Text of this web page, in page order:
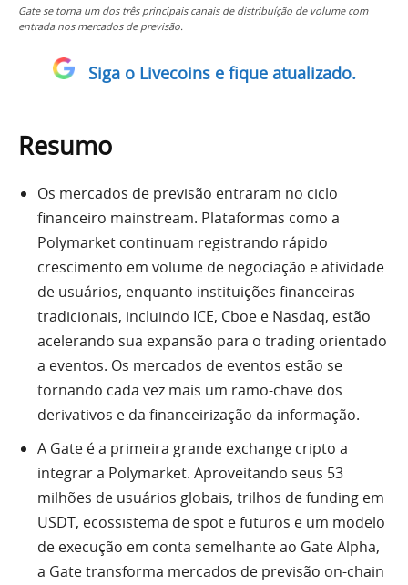
Gate se torna um dos três principais canais de distribuíção de volume com
entrada nos mercados de previsão.
Siga o Livecoins e fique atualizado.
Resumo
Os mercados de previsão entraram no ciclo
financeiro mainstream. Plataformas como a
Polymarket continuam registrando rápido
crescimento em volume de negociação e atividade
de usuários, enquanto instituições financeiras
tradicionais, incluindo ICE, Cboe e Nasdaq, estão
acelerando sua expansão para o trading orientado
a eventos. Os mercados de eventos estão se
tornando cada vez mais um ramo-chave dos
derivativos e da financeirização da informação.
A Gate é a primeira grande exchange cripto a
integrar a Polymarket. Aproveitando seus 53
milhões de usuários globais, trilhos de funding em
USDT, ecossistema de spot e futuros e um modelo
de execução em conta semelhante ao Gate Alpha,
a Gate transforma mercados de previsão on-chain